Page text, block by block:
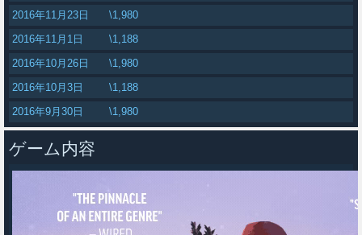
2016年11月23日
\1,980
2016年11月1日
\1,188
2016年10月26日
\1,980
2016年10月3日
\1,188
2016年9月30日
\1,980
ゲーム内容